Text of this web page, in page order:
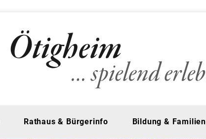
Rathaus & Bürgerinfo Bildung & Familien